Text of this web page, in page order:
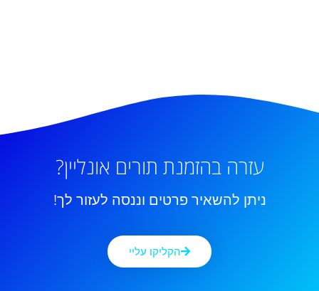
עזרה בהזמנת תורים אונליין?
ניתן להשאיר פרטים וננסה לעזור לך!
הקליקו עליי